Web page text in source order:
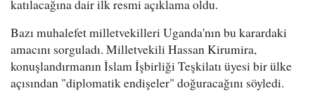
katılacağına dair ilk resmi açıklama oldu.
Bazı muhalefet milletvekilleri Uganda'nın bu karardaki
amacını sorguladı. Milletvekili Hassan Kirumira,
konuşlandırmanın İslam İşbirliği Teşkilatı üyesi bir ülke
açısından "diplomatik endişeler" doğuracağını söyledi.